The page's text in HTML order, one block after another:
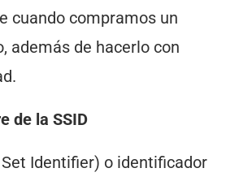
cuando compramos un
además de hacerlo con
de la SSID
Set Identifier) o identificador